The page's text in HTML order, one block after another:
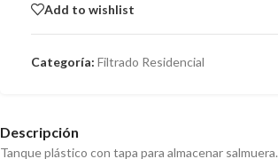
Add to wishlist
Categoría: Filtrado Residencial
Descripción
Tanque plástico con tapa para almacenar salmuera.